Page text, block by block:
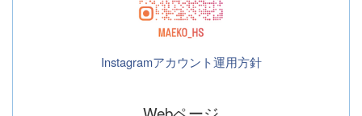
Instagramアカウント運用方針